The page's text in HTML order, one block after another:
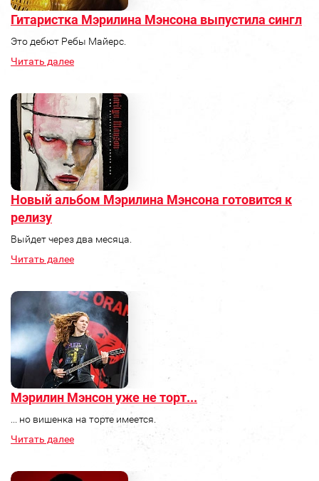
Гитаристка Мэрилина Мэнсона выпустила сингл
Это дебют Ребы Майерс.
Читать далее
Новый альбом Мэрилина Мэнсона готовится к
релизу
Выйдет через два месяца.
Читать далее
Мэрилин Мэнсон уже не торт...
... но вишенка на торте имеется.
Читать далее